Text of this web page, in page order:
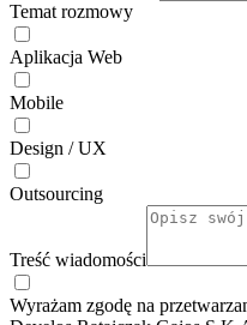
Temat rozmowy
Aplikacja Web
Mobile
Design / UX
Outsourcing
Treść wiadomości
Wyrażam zgodę na